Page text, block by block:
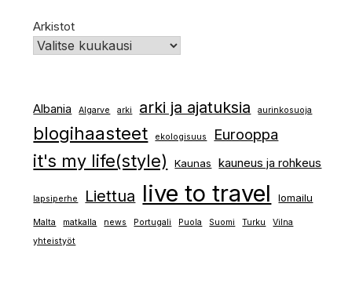
Arkistot
Albania Algarve arki arki ja ajatuksia aurinkosuoja
blogihaasteet ekologisuus Eurooppa
it's my life(style) Kaunas kauneus ja rohkeus
lapsiperhe Liettua live to travel lomailu
Malta matkalla news Portugali Puola Suomi Turku
Vilna
yhteistyöt